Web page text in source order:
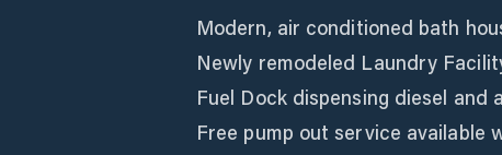
Modern, air conditioned bath
Newly remodeled Laundry
Fuel Dock dispensing diesel and
Free pump out service available